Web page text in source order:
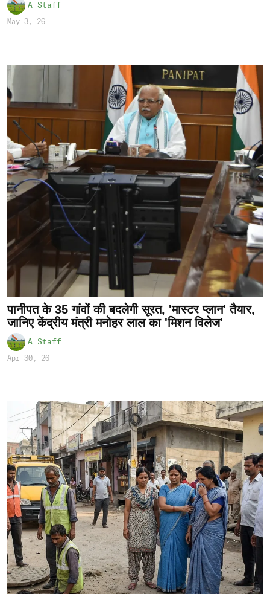
A Staff
May 3, 26
पानीपत के 35 गांवों की बदलेगी सूरत, 'मास्टर प्लान' तैयार,
जानिए केंद्रीय मंत्री मनोहर लाल का 'मिशन विलेज'
A Staff
Apr 30, 26